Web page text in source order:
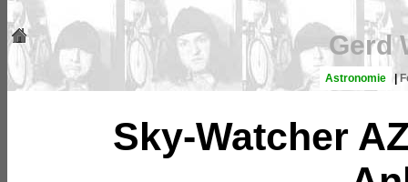
Gerd
Astronomie |
Sky-Watcher